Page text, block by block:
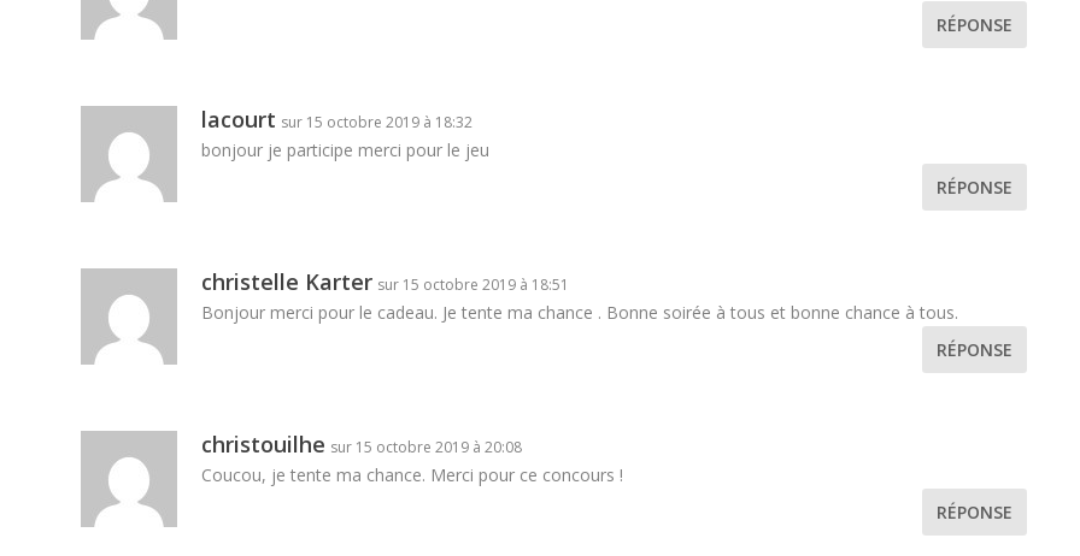
RÉPONSE
lacourt sur 15 octobre 2019 à 18:32
bonjour je participe merci pour le jeu
RÉPONSE
christelle Karter sur 15 octobre 2019 à 18:51
Bonjour merci pour le cadeau. Je tente ma chance . Bonne soirée à tous et bonne chance à tous.
RÉPONSE
christouilhe sur 15 octobre 2019 à 20:08
Coucou, je tente ma chance. Merci pour ce concours !
RÉPONSE